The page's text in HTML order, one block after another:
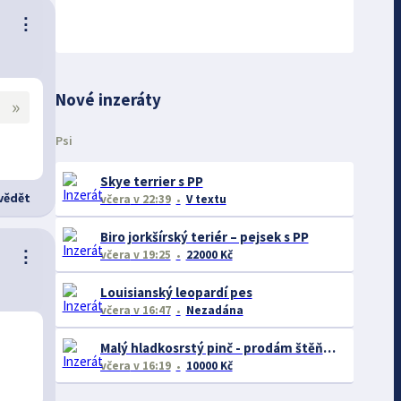
⋮
»
⋮
Nové inzeráty
Psi
Skye terrier s PP
včera v 22:39 V textu
Biro jorkšírský teriér – pejsek s PP
včera v 19:25 22000 Kč
Louisianský leopardí pes
včera v 16:47 Nezadána
Malý hladkosrstý pinč - prodám štěňátka bez pp
včera v 16:19 10000 Kč